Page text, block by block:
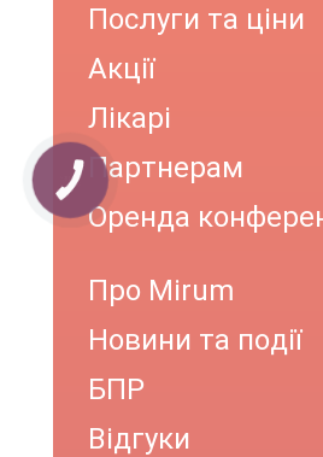
Послуги та ціни
Акції
Лікарі
Партнерам
Оренда
Про Mirum
Новини та події
БПР
Відгуки
КНОПКА
ЗВ'ЯЗКУ